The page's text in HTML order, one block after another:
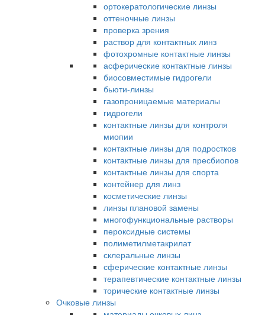
ортокератологические линзы
оттеночные линзы
проверка зрения
раствор для контактных линз
фотохромные контактные линзы
асферические контактные линзы
биосовместимые гидрогели
бьюти-линзы
газопроницаемые материалы
гидрогели
контактные линзы для контроля
миопии
контактные линзы для подростков
контактные линзы для пресбиопов
контактные линзы для спорта
контейнер для линз
косметические линзы
линзы плановой замены
многофункциональные растворы
пероксидные системы
полиметилметакрилат
склеральные линзы
сферические контактные линзы
терапевтические контактные линзы
торические контактные линзы
Очковые линзы